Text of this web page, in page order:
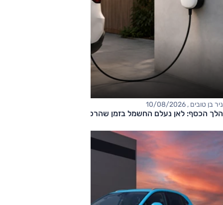
ניר בן טובים , 10/08/2026
הלך הכסף: לאן נעלם החשמל בזמן שהרכב מחובר לשקע?